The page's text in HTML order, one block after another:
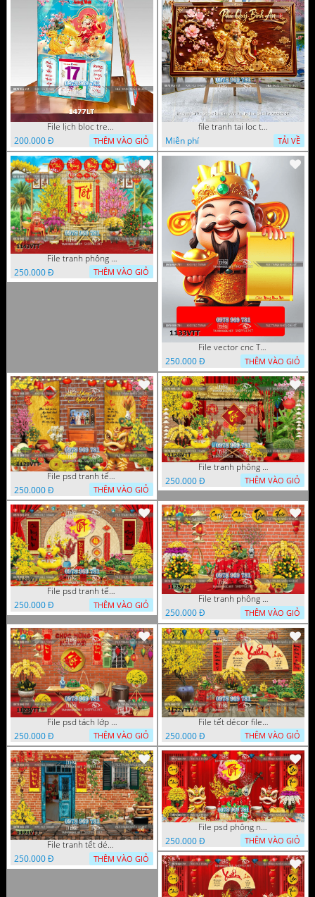
File lịch bloc treo tường thần tài cưỡi cá chép thuận buồm xuôi gió 1477LT
200.000 Đ
THÊM VÀO GIỎ
file tranh tai loc tet cay kim tien phuc loc tho than tai di lac 072026 39
Miễn phí
TẢI VỀ
File tranh phông nền background tết chụp hình chụp ảnh tết thần tài mai đào xuân 1143VTT
250.000 Đ
THÊM VÀO GIỎ
File vector cnc Tết thần tài lịch tài lộc cầm vàng tết 1133VTT
250.000 Đ
THÊM VÀO GIỎ
File psd tranh tết năm mới background phông nền tết mai đào bánh tét 1129VTT
250.000 Đ
THÊM VÀO GIỎ
File tranh phông nền background décor tết 1128VTT
250.000 Đ
THÊM VÀO GIỎ
File psd tranh tết năm mới phông nền chụp hình tết décor 1126VTT
250.000 Đ
THÊM VÀO GIỎ
File tranh phông chụp hình tết file background tranh tết 1125VTT
250.000 Đ
THÊM VÀO GIỎ
File psd tách lớp tranh tết phông nền background trang trí 1123VTT
250.000 Đ
THÊM VÀO GIỎ
File tết décor file tranh background chụp hình tết 1122VTT
250.000 Đ
THÊM VÀO GIỎ
File tranh tết décor trang trí quán cà phê 1121VTT
250.000 Đ
THÊM VÀO GIỎ
File psd phông nền trang trí tết background chụp hình tết 1120VTT
250.000 Đ
THÊM VÀO GIỎ